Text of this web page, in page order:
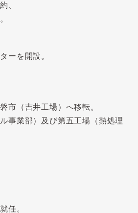
、
ーを開設。
市（吉井工場）へ移転。
事業部）及び第五工場（熱処理
任。